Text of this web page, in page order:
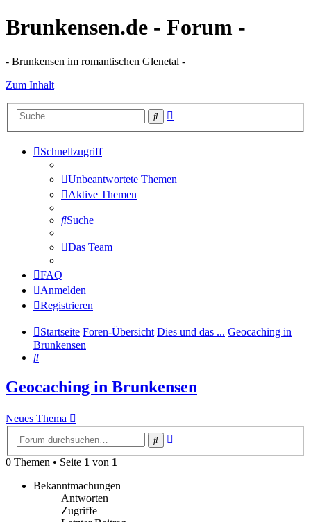
Brunkensen.de - Forum -
- Brunkensen im romantischen Glenetal -
Zum Inhalt
Suche
Schnellzugriff
Unbeantwortete Themen
Aktive Themen
Suche
Das Team
FAQ
Anmelden
Registrieren
Startseite Foren-Übersicht Dies und das ... Geocaching in
Brunkensen
Suche
Geocaching in Brunkensen
Neues Thema
Suche
0 Themen • Seite 1 von 1
Bekanntmachungen
Antworten
Zugriffe